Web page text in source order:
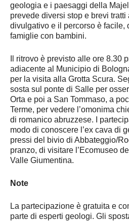
geologia e i paesaggi della
prevede diversi stop e brevi
divulgativo e il percorso è facile,
famiglie con bambini.
Il ritrovo è previsto alle ore 8.30
adiacente al Municipio di
per la visita alla Grotta Scura.
sosta sul ponte di Salle per
Orta e poi a San Tommaso, a
Terme, per vedere l’omonima
di romanico abruzzese. I
modo di conoscere l’ex cava di
pressi del bivio di Abbateggio/
pranzo, di visitare l’Ecomuseo
Valle Giumentina.
Note
La partecipazione è gratuita e
parte di esperti geologi. Gli